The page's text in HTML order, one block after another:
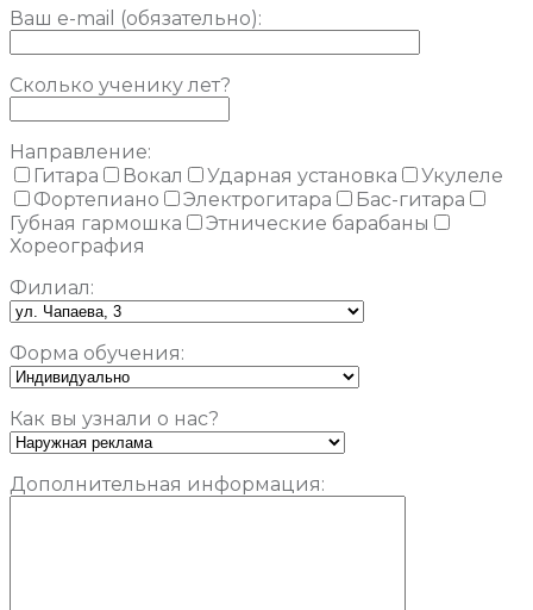
Ваш e-mail (обязательно):
Сколько ученику лет?
Направление:
Гитара
Вокал Ударная установка
Укулеле
Фортепиано
Электрогитара
Бас-гитара
Губная гармошка
Этнические барабаны
Хореография
Филиал:
Форма обучения:
Как вы узнали о нас?
Дополнительная информация: